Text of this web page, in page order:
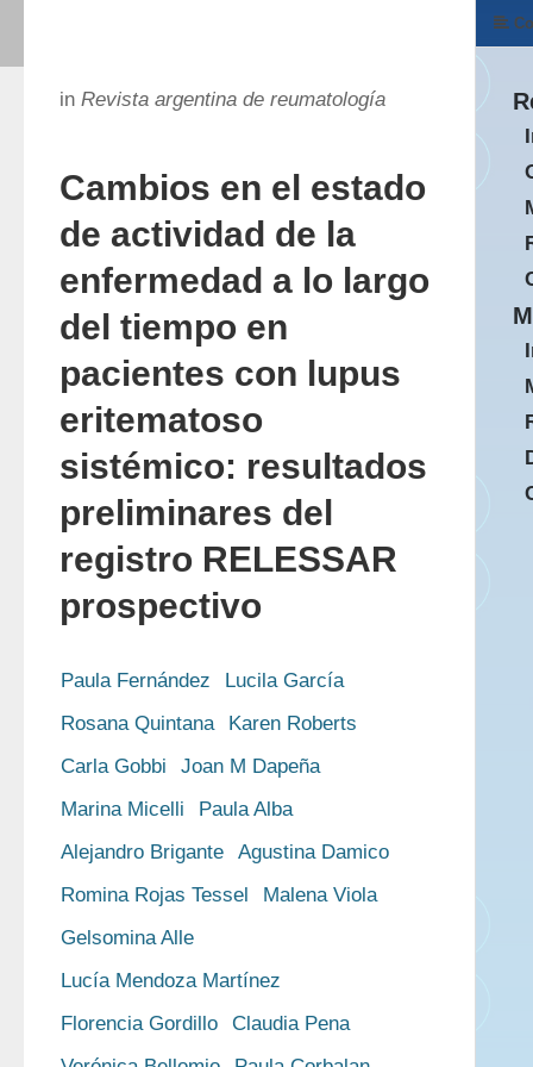
in Revista argentina de reumatología
Cambios en el estado
de actividad de la
enfermedad a lo largo
del tiempo en
pacientes con lupus
eritematoso
sistémico: resultados
preliminares del
registro RELESSAR
prospectivo
Paula Fernández
Lucila García
Rosana Quintana
Karen Roberts
Carla Gobbi
Joan M Dapeña
Marina Micelli
Paula Alba
Alejandro Brigante
Agustina Damico
Romina Rojas Tessel
Malena Viola
Gelsomina Alle
Lucía Mendoza Martínez
Florencia Gordillo
Claudia Pena